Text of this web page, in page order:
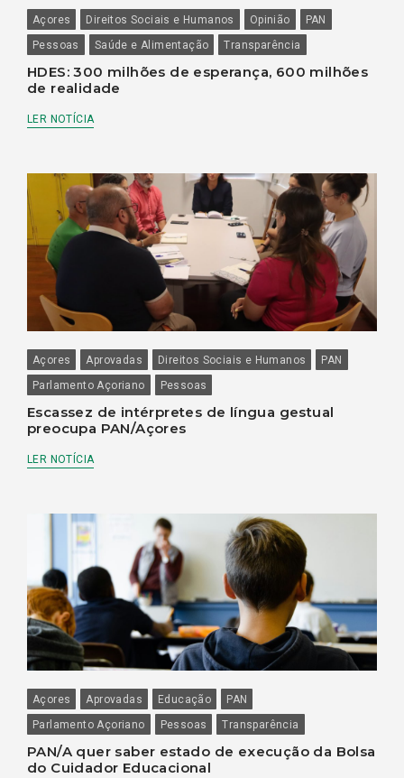
Açores Direitos Sociais e Humanos Opinião
PAN
Pessoas
Saúde e Alimentação Transparência
HDES: 300 milhões de esperança, 600 milhões
de realidade
LER NOTÍCIA
Açores Aprovadas Direitos Sociais e Humanos
PAN
Parlamento Açoriano
Pessoas
Escassez de intérpretes de língua gestual
preocupa PAN/Açores
LER NOTÍCIA
Açores Aprovadas Educação
PAN
Parlamento Açoriano
Pessoas Transparência
PAN/A quer saber estado de execução da Bolsa
do Cuidador Educacional